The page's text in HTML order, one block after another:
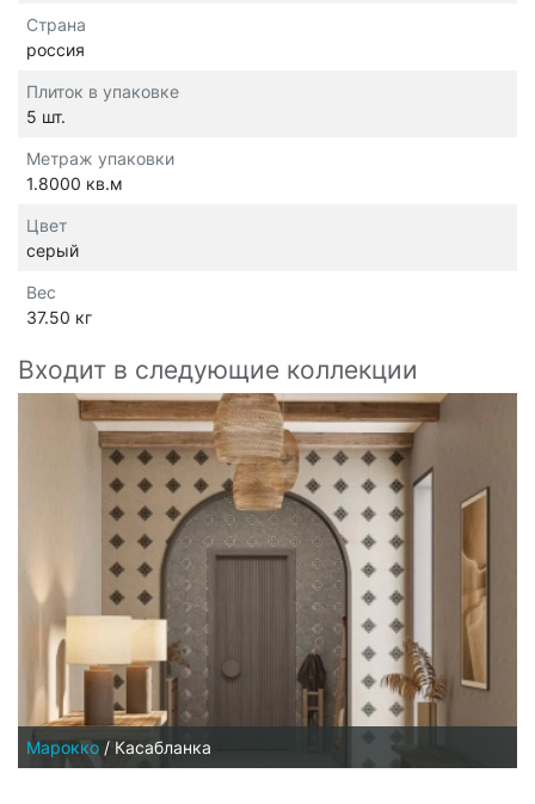
Страна
россия
Плиток в упаковке
5 шт.
Метраж упаковки
1.8000 кв.м
Цвет
серый
Вес
37.50 кг
Входит в следующие коллекции
Марокко / Касабланка